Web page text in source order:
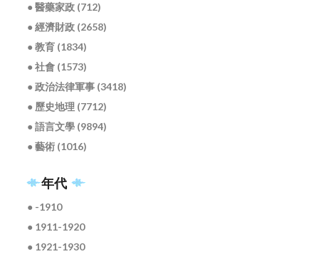
● 醫藥家政 (712)
● 經濟財政 (2658)
● 教育 (1834)
● 社會 (1573)
● 政治法律軍事 (3418)
● 歷史地理 (7712)
● 語言文學 (9894)
● 藝術 (1016)
年代
● -1910
● 1911-1920
● 1921-1930